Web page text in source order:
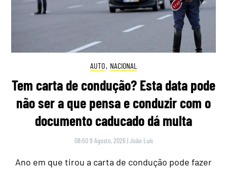
AUTO, NACIONAL
Tem carta de condução? Esta data pode
não ser a que pensa e conduzir com o
documento caducado dá multa
08:50 9 Agosto, 2026 |João Luís
Ano em que tirou a carta de condução pode fazer